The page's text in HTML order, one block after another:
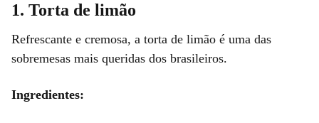
1. Torta de limão
Refrescante e cremosa, a torta de limão é uma das
sobremesas mais queridas dos brasileiros.
Ingredientes: